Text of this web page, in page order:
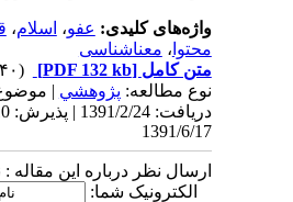
واژه‌های کلیدی:عفو،اسلام،
محتوا، معناشناسی
متن کامل[PDF 132 kb]
نوع مطالعه:پژوهشي| موضوع
1391/6/17
ارسال نظر درباره این مقاله :
الکترونیک شما: